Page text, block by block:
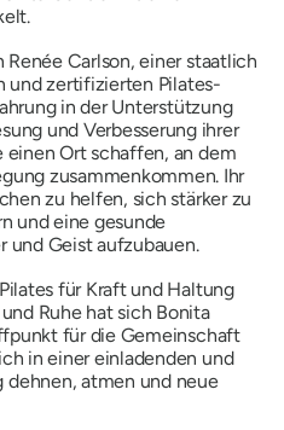
Renée Carlson, einer staatlich
und zertifizierten Pilates-
in der Unterstützung
und Verbesserung ihrer
Ort schaffen, an dem
zusammenkommen. Ihr
zu helfen, sich stärker zu
und eine gesunde
und Geist aufzubauen.
für Kraft und Haltung
Ruhe hat sich Bonita
für die Gemeinschaft
in einer einladenden und
atmen und neue